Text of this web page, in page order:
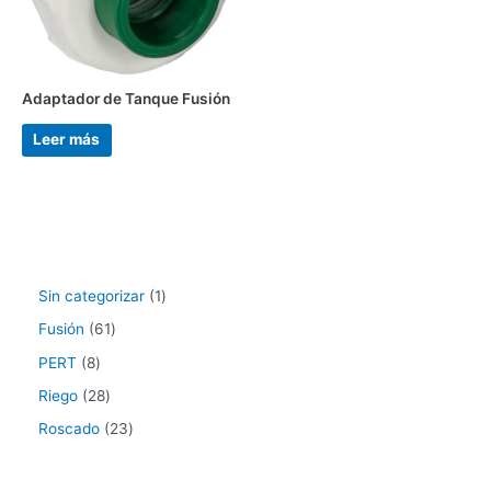
Adaptador de Tanque Fusión
Leer más
Sin categorizar 1
Fusión 61
PERT 8
Riego 28
Roscado 23